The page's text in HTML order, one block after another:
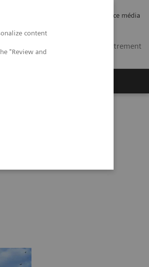
content
"Review and
Espace média
Se connecter / Enregistrement